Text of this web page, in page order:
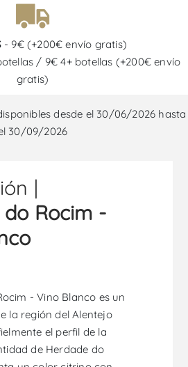
- 9€ (+200€ envío gratis)
/ 9€ 4+ botellas (+200€ envío
gratis)
desde el 30/06/2026 hasta
30/09/2026
|
Rocim -
- Vino Blanco es un
la región del Alentejo
el perfil de la
de Herdade do